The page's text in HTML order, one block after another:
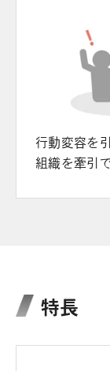
行動変容を
組織を牽引
特長